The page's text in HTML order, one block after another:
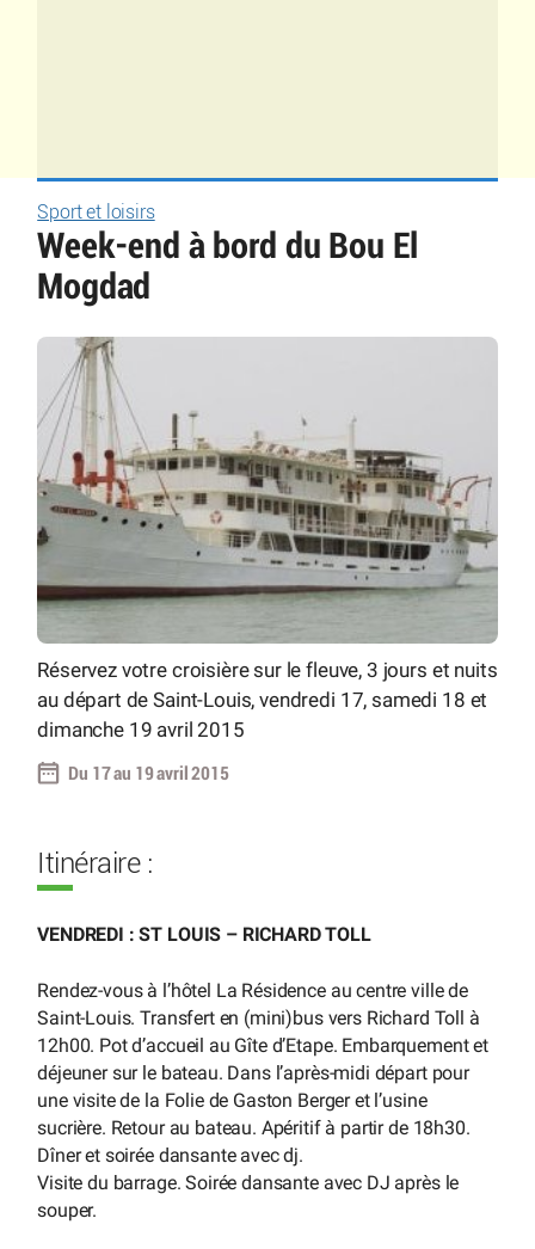
Sport et loisirs
Week-end à bord du Bou El
Mogdad
Réservez votre croisière sur le fleuve, 3 jours et nuits
au départ de Saint-Louis, vendredi 17, samedi 18 et
dimanche 19 avril 2015
Du 17 au 19 avril 2015
Itinéraire :
VENDREDI : ST LOUIS – RICHARD TOLL
Rendez-vous à l’hôtel La Résidence au centre ville de
Saint-Louis. Transfert en (mini)bus vers Richard Toll à
12h00. Pot d’accueil au Gîte d’Etape. Embarquement et
déjeuner sur le bateau. Dans l’après-midi départ pour
une visite de la Folie de Gaston Berger et l’usine
sucrière. Retour au bateau. Apéritif à partir de 18h30.
Dîner et soirée dansante avec dj.
Visite du barrage. Soirée dansante avec DJ après le
souper.